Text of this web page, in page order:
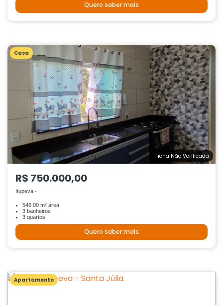
Quero saber mais
Casa
Ficha Não Verificada
R$ 750.000,00
Itupeva -
546.00 m² área
3 banheiros
3 quartos
Quero saber mais
Apartamento